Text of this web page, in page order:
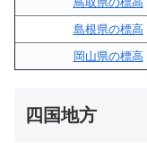
島根県の標高
岡山県の標高
四国地方